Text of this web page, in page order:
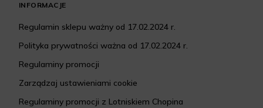
INFORMACJE
Regulamin sklepu ważny od 17.02.2024 r.
Polityka prywatności ważna od 17.02.2024 r.
Regulaminy promocji
Zarządzaj ustawieniami cookie
Regulaminy promocji z Lotniskiem Chopina